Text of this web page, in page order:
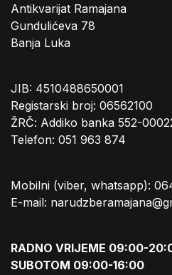
Antikvarijat Ramajana
Gundulićeva 78
Banja Luka
JIB: 4510488650001
Registarski broj: 06562100
ŽRČ: Addiko banka 552-
Telefon: 051 963 874
Mobilni (viber, whatsapp):
E-mail:
RADNO VRIJEME 09:00-
SUBOTOM 09:00-16:00